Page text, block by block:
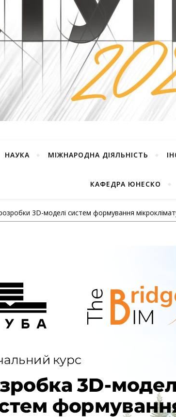
НАУКА МІЖНАРОДНА ДІЯЛЬНІСТЬ
КАФЕДРА ЮНЕСКО
3D-моделі систем формування